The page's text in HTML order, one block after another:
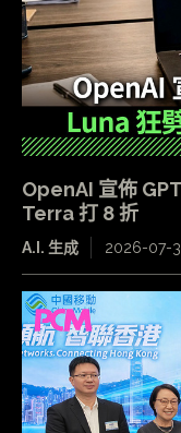
OpenAI 宣佈
Terra 打 8 折
A.I. 生成 2026-07-